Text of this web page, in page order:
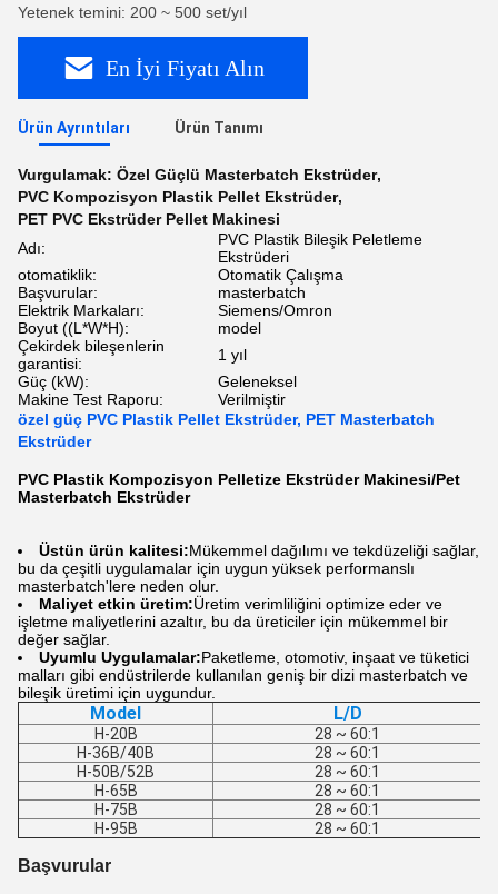
Yetenek temini: 200 ~ 500 set/yıl
En İyi Fiyatı Alın
Ürün Ayrıntıları Ürün Tanımı
Vurgulamak: Özel Güçlü Masterbatch Ekstrüder,
PVC Kompozisyon Plastik Pellet Ekstrüder,
PET PVC Ekstrüder Pellet Makinesi
Adı:
PVC Plastik Bileşik Peletleme
Ekstrüderi
otomatiklik:
Otomatik Çalışma
Başvurular:
masterbatch
Elektrik Markaları:
Siemens/Omron
Boyut ((L*W*H):
model
Çekirdek bileşenlerin
garantisi:
1 yıl
Güç (kW):
Geleneksel
Makine Test Raporu:
Verilmiştir
özel güç PVC Plastik Pellet Ekstrüder, PET Masterbatch
Ekstrüder
PVC Plastik Kompozisyon Pelletize Ekstrüder Makinesi/Pet
Masterbatch Ekstrüder
Üstün ürün kalitesi:Mükemmel dağılımı ve tekdüzeliği sağlar,
bu da çeşitli uygulamalar için uygun yüksek performanslı
masterbatch'lere neden olur.
Maliyet etkin üretim:Üretim verimliliğini optimize eder ve
işletme maliyetlerini azaltır, bu da üreticiler için mükemmel bir
değer sağlar.
Uyumlu Uygulamalar:Paketleme, otomotiv, inşaat ve tüketici
malları gibi endüstrilerde kullanılan geniş bir dizi masterbatch ve
bileşik üretimi için uygundur.
Model L/D
H-20B
28 ~ 60:1
H-36B/40B
28 ~ 60:1
H-50B/52B
28 ~ 60:1
H-65B
28 ~ 60:1
H-75B
28 ~ 60:1
H-95B
28 ~ 60:1
Başvurular